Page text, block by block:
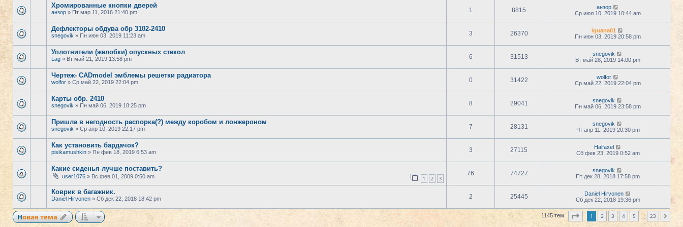
Хромированные кнопки дверей
анзор » Пт мар 11, 2016 21:40 pm 1 8815
анзор
Ср июл 10, 2019 10:44 am
Дефлекторы обдува обр 3102-2410
snegovik » Пн июн 03, 2019 11:23 am 3 26370
iguana01
Пн июн 03, 2019 20:58 pm
Уплотнители (желобки) опускных стекол
Lag » Вт май 21, 2019 13:58 pm 6 31513
snegovik
Вт май 28, 2019 14:00 pm
Чертеж- CADmodel эмблемы решетки радиатора
wolfor » Ср май 22, 2019 22:04 pm 0 31422
wolfor
Ср май 22, 2019 22:04 pm
Карты обр. 2410
snegovik » Пн май 06, 2019 18:25 pm 8 29041
snegovik
Пн май 06, 2019 23:58 pm
Пришла в негодность распорка(?) между коробом и лонжероном
snegovik » Ср апр 10, 2019 22:17 pm 7 28131
snegovik
Чт апр 11, 2019 20:30 pm
Как установить бардачок?
pisikamushkin » Пн фев 18, 2019 6:53 am 3 27115
Halfaxel
Сб фев 23, 2019 0:52 am
Какие сиденья лучше поставить?
user1076 » Вс фев 01, 2009 0:50 am 1 2 3
76 74727
snegovik
Пт дек 28, 2018 17:58 pm
Коврик в багажник.
Daniel Hirvonen » Сб дек 22, 2018 18:42 pm 2 25445
Daniel Hirvonen
Сб дек 22, 2018 19:36 pm
Новая тема 1145 тем Страница из23
1 2 3 4 5 23